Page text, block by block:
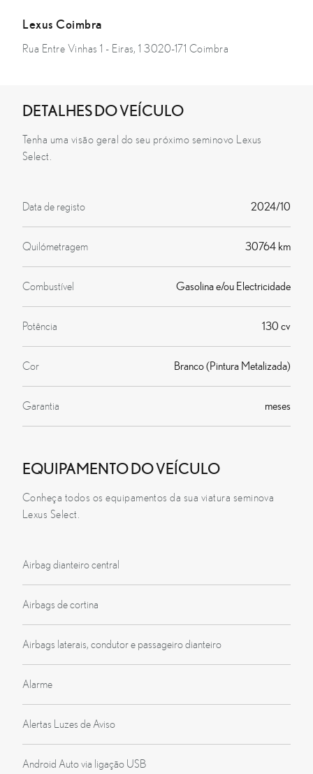
Lexus Coimbra
Rua Entre Vinhas 1 - Eiras, 1 3020-171 Coimbra
DETALHES DO VEÍCULO
Tenha uma visão geral do seu próximo seminovo Lexus
Select.
Data de registo 2024/10
Quilómetragem 30764 km
Combustível Gasolina e/ou Electricidade
Potência 130 cv
Cor Branco (Pintura Metalizada)
Garantia meses
EQUIPAMENTO DO VEÍCULO
Conheça todos os equipamentos da sua viatura seminova
Lexus Select.
Airbag dianteiro central
Airbags de cortina
Airbags laterais, condutor e passageiro dianteiro
Alarme
Alertas Luzes de Aviso
Android Auto via ligação USB